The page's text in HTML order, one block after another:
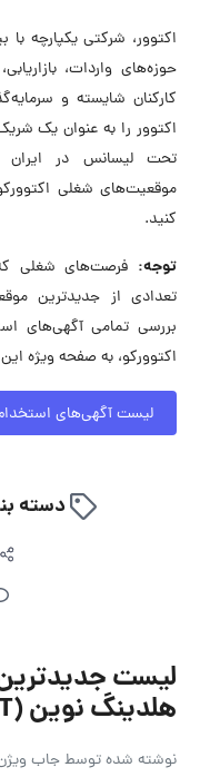
حوزه‌های واردات،
کارکنان شایسته و
اکتوور را به عنوان یک
تحت لیسانس در
موقعیت‌های شغلی
کنید.
توجه: فرصت‌های شغلی
تعدادی از جدیدترین
بررسی تمامی آگهی‌های
اکتوورکو، به صفحه ویژه
لیست آگهی‌های استخدام
دسته
لیست
هلدینگ نوین (IT) | ۱۷ تیر ۱۴۰۵
نوشته شده توسطجاب